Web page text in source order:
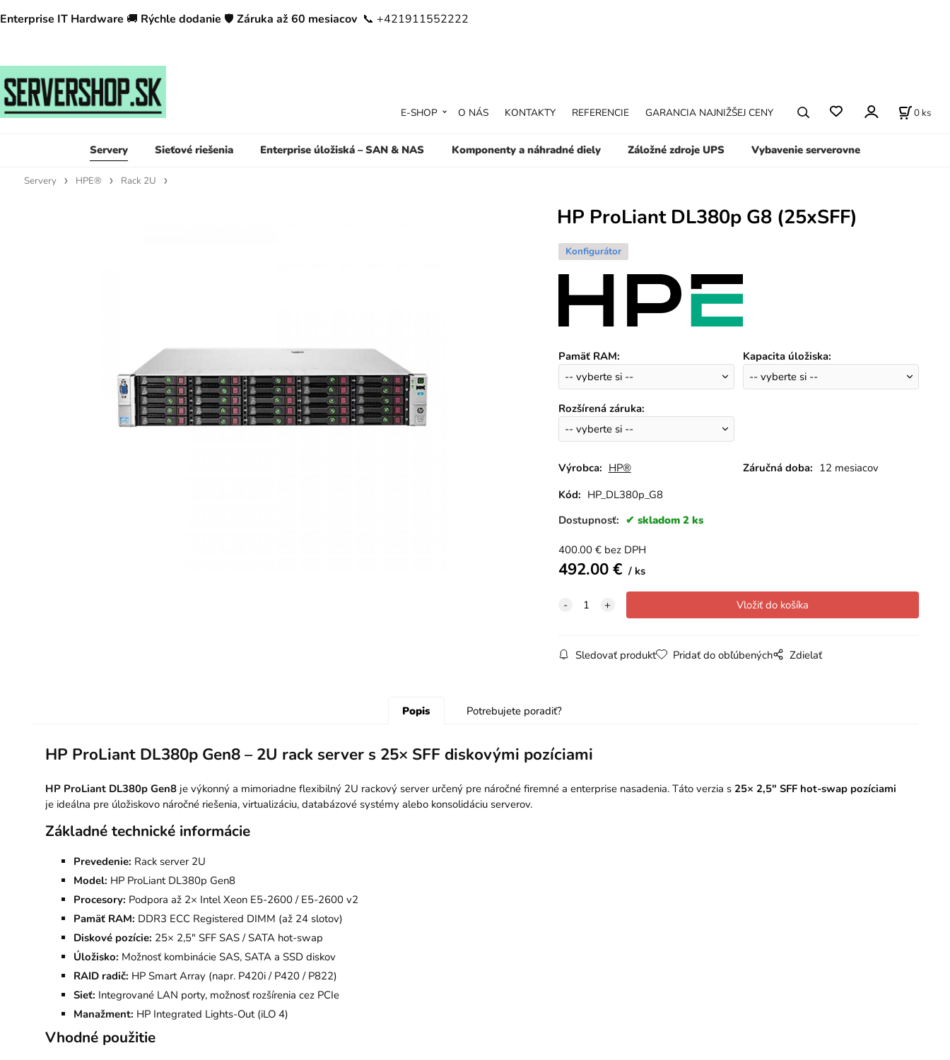
Enterprise IT Hardware 🚚 Rýchle dodanie 🛡️ Záruka až 60 mesiacov 📞 +421911552222
Servery Sieťové riešenia Enterprise úložiská – SAN & NAS Komponenty a náhradné diely Záložné zdroje UPS Vybavenie serverovne
E-SHOP O NÁS KONTAKTY REFERENCIE GARANCIA NAJNIŽŠEJ CENY 0 ks
Servery HPE® Rack 2U
HP ProLiant DL380p G8 (25xSFF)
Konfigurátor
Pamäť RAM: Kapacita úložiska:
Rozšírená záruka:
Výrobca: HP® Záručná doba: 12 mesiacov
Kód: HP_DL380p_G8
Dostupnosť:
skladom 2 ks
400.00€ bez DPH
492.00€ ks
Sledovať produkt Pridať do obľúbených Zdielať
Popis Potrebujete poradiť?
HP ProLiant DL380p Gen8 – 2U rack server s 25× SFF diskovými pozíciami
HP ProLiant DL380p Gen8je výkonný a mimoriadne flexibilný 2U rackový server určený pre náročné firemné a enterprise nasadenia. Táto verzia s 25× 2,5" SFF hot-swap pozíciami
je ideálna pre úložiskovo náročné riešenia, virtualizáciu, databázové systémy alebo konsolidáciu serverov.
Základné technické informácie
Prevedenie: Rack server 2U
Model: HP ProLiant DL380p Gen8
Procesory: Podpora až 2× Intel Xeon E5-2600 / E5-2600 v2
Pamäť RAM: DDR3 ECC Registered DIMM (až 24 slotov)
Diskové pozície: 25× 2,5" SFF SAS / SATA hot-swap
Úložisko: Možnosť kombinácie SAS, SATA a SSD diskov
RAID radič: HP Smart Array (napr. P420i / P420 / P822)
Sieť: Integrované LAN porty, možnosť rozšírenia cez PCIe
Manažment: HP Integrated Lights-Out (iLO 4)
Vhodné použitie